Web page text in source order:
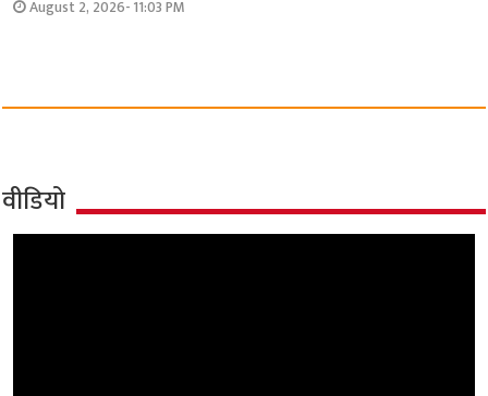
August 2, 2026- 11:03 PM
वीडियो